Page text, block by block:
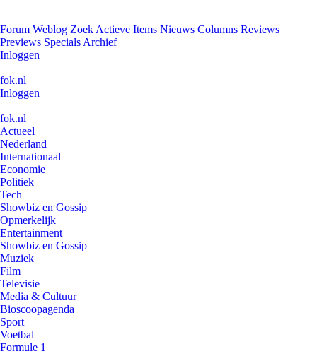
Forum Weblog Zoek Actieve Items Nieuws Columns Reviews
Previews Specials Archief
Inloggen
fok.nl
Inloggen
fok.nl
Actueel
Nederland
Internationaal
Economie
Politiek
Tech
Showbiz en Gossip
Opmerkelijk
Entertainment
Showbiz en Gossip
Muziek
Film
Televisie
Media & Cultuur
Bioscoopagenda
Sport
Voetbal
Formule 1